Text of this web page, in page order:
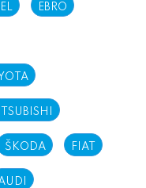
EBRO
ŠKODA FIAT